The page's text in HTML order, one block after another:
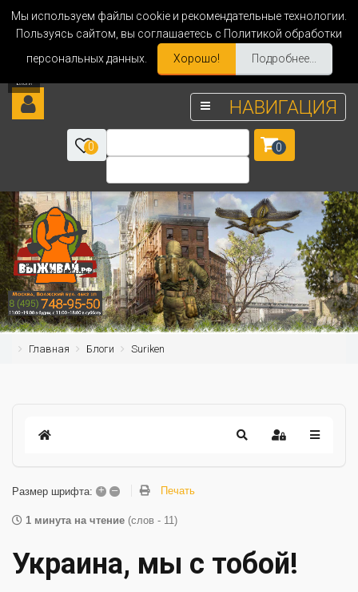
Мы используем файлы cookie и рекомендательные технологии.
Пользуясь сайтом, вы соглашаетесь с Политикой обработки
персональных данных.
Хорошо! Подробнее...
НАВИГАЦИЯ
0 0
Главная Блоги Suriken
Размер шрифта: + – Печать
1 минута на чтение (слов - 11)
Украина, мы с тобой!